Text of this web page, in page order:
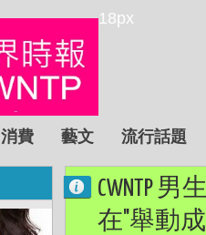
18px
消費 藝文 流行話題
CWNTP
在"舉動成